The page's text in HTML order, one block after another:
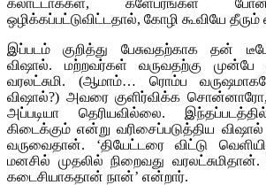
ஒழிக்கப்பட்டுவிட்டதால், கோழி கூவியே
இப்படம் குறித்து பேசுவதற்காக தன்
விஷால். மற்றவர்கள் வருவதற்கு முன்பே
வரலட்சுமி. (ஆமாம்… ரொம்ப வருஷமாகவே
விஷால்?) அவரை குளிர்விக்க
அப்படியா தெரியவில்லை.
கிடைக்கும் என்று வரிசைப்படுத்திய விஷால்
வருவைதான். ‘தியேட்டரை விட்டு
மனசில் முதலில் நிறைவது வரலட்சுமிதான்.
கடைசியாகதான் நான்’ என்றார்.